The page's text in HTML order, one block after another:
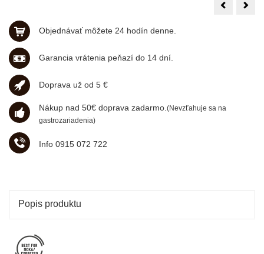
Mokaflor
Objednávať môžete 24 hodín denne.
Garancia vrátenia peňazí do 14 dní.
Doprava už od 5 €
Nákup nad 50€ doprava zadarmo. (Nevzťahuje sa na
gastrozariadenia)
Info 0915 072 722
Popis produktu